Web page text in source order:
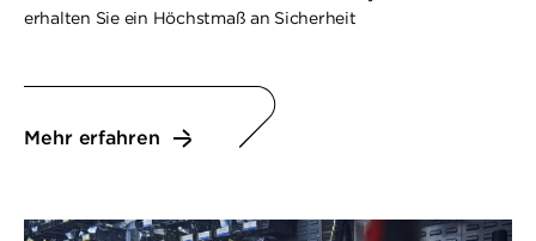
erhalten Sie ein Höchstmaß an Sicherheit
Mehr erfahren